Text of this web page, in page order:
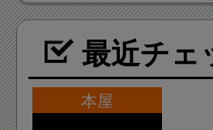
最近チェ
本屋